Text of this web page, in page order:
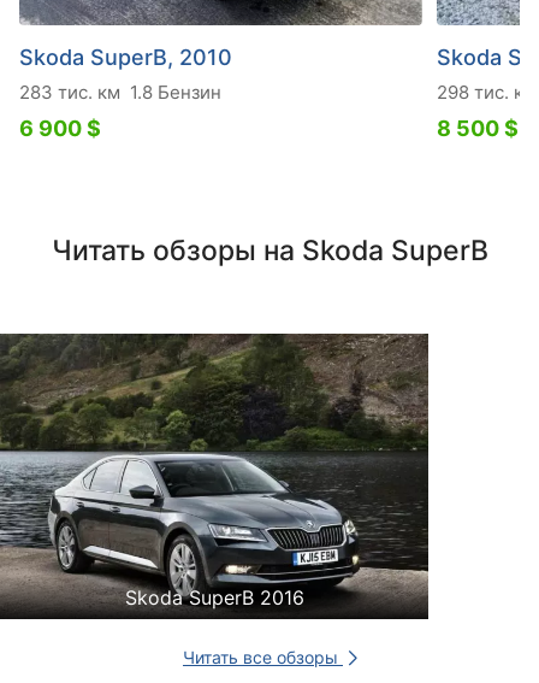
Skoda SuperB, 2010
283 тис. км 1.8 Бензин
6 900 $
Skoda
298 тис. км
8 500 $
Читать обзоры на Skoda SuperB
Skoda SuperB 2016
Читать все обзоры